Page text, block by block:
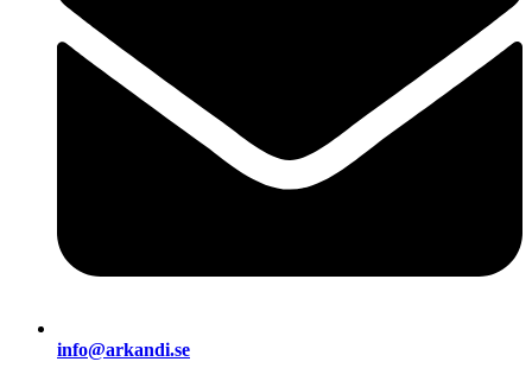
info@arkandi.se